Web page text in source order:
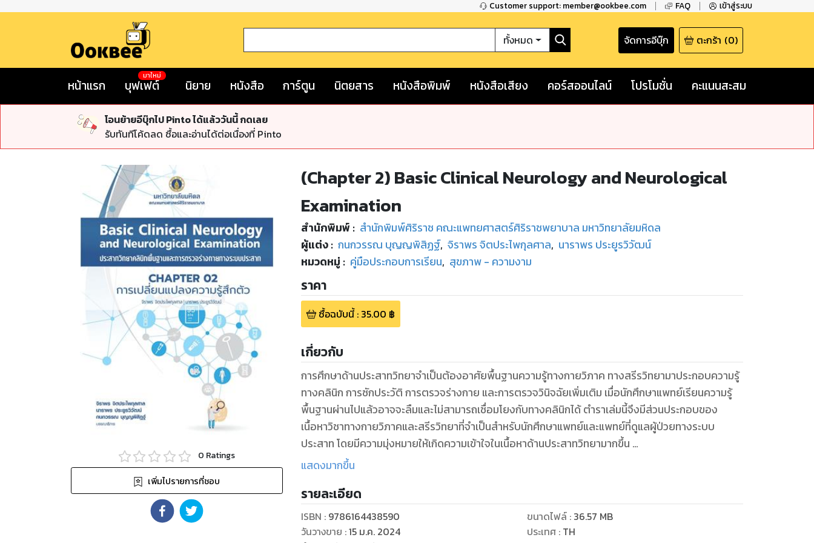
Customer support: member@ookbee.com FAQ เข้าสู่ระบบ
ทั้งหมด จัดการอีบุ๊ก ตะกร้า (0)
หน้าแรก บุฟเฟต์
มาใหม่
นิยาย หนังสือ การ์ตูน นิตยสาร หนังสือพิมพ์ หนังสือเสียง คอร์สออนไลน์ โปรโมชั่น คะแนนสะสม
โอนย้ายอีบุ๊กไป Pinto ได้แล้ววันนี้ กดเลย
รับทันทีโค้ดลด ซื้อและอ่านได้ต่อเนื่องที่ Pinto
0 Ratings
เพิ่มไปรายการที่ชอบ
(Chapter 2) Basic Clinical Neurology and Neurological
Examination
สำนักพิมพ์ : สำนักพิมพ์ศิริราช คณะแพทยศาสตร์ศิริราชพยาบาล มหาวิทยาลัยมหิดล
ผู้แต่ง : กนกวรรณ บุญญพิสิฏฐ์, จิราพร จิตประไพกุลศาล, นาราพร ประยูรวิวัฒน์
หมวดหมู่ : คู่มือประกอบการเรียน, สุขภาพ - ความงาม
ราคา
ซื้อฉบับนี้: 35.00 ฿
เกี่ยวกับ
การศึกษาด้านประสาทวิทยาจำเป็นต้องอาศัยพื้นฐานความรู้ทางกายวิภาค ทางสรีรวิทยามาประกอบความรู้
ทางคลินิก การซักประวัติ การตรวจร่างกาย และการตรวจวินิจฉัยเพิ่มเติม เมื่อนักศึกษาแพทย์เรียนความรู้
พื้นฐานผ่านไปแล้วอาจจะลืมและไม่สามารถเชื่อมโยงกับทางคลินิกได้ ตำราเล่มนี้จึงมีส่วนประกอบของ
เนื้อหาวิชาทางกายวิภาคและสรีรวิทยาที่จำเป็นสำหรับนักศึกษาแพทย์และแพทย์ที่ดูแลผู้ป่วยทางระบบ
ประสาท โดยมีความมุ่งหมายให้เกิดความเข้าใจในเนื้อหาด้านประสาทวิทยามากขึ้น
ผู้นิพนธ์หวังว่าเมื่อผู้อ่านสามารถทำความเข้าใจได้แล้ว จะเกิดความมั่นใจในความรู้ทางประสาทวิทยามากขึ้น
นอกจากเนื้อหาในรูปแบบบทความแล้ว ยังมีการแสดงการตรวจร่างกาย ตลอดจนอาการแสดงของผู้ป่วย
ด้วยคลิปวิดีโอ ซึ่งจะช่วยทำให้การเรียนรู้เร็วมากขึ้น เพราะได้เห็นตัวอย่างจริง อย่างไรก็ตาม ร่างกายมนุษย์
ซึ่งรวมถึงระบบประสาทมีความหลากหลายและซับซ้อน ตำรานี้ครอบคลุมเนื้อหาเพียงขั้นพื้นฐาน จึงขอ
แสดงมากขึ้น
รายละเอียด
ISBN : 9786164438590
วันวางขาย :15 ม.ค. 2024
ขนาดไฟล์: 36.57 MB
ประเทศ : TH